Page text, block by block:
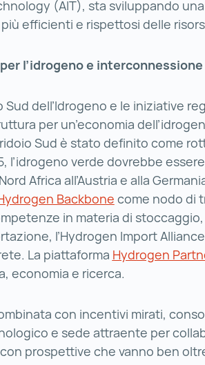
(AIT), sta sviluppando
efficienti e rispettosi delle
l’idrogeno e interconnessione
Sud dell’Idrogeno e le iniziative
per un’economia
Sud è stato definito come
l’idrogeno verde dovrebbe
Africa all’Austria e alla
Backbone European
come nodo di
in materia di
l’Hydrogen Import
La piattaforma Hydrogen
economia e ricerca.
con incentivi mirati,
e sede attraente per
prospettive che vanno ben